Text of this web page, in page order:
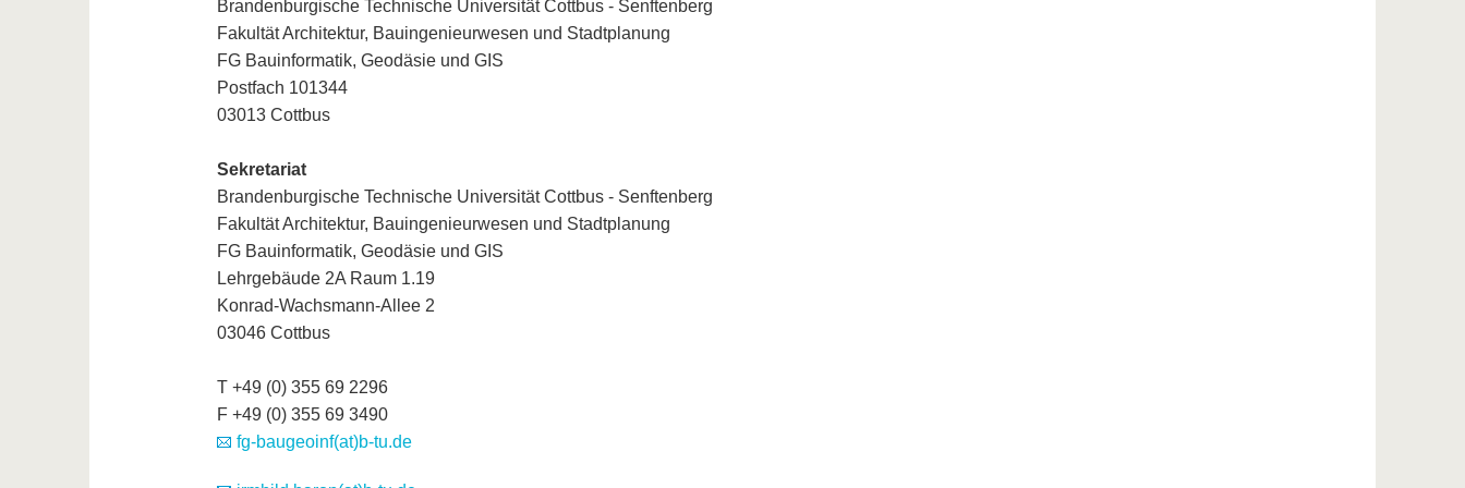
Brandenburgische Technische Universität Cottbus - Senftenberg
Fakultät Architektur, Bauingenieurwesen und Stadtplanung
FG Bauinformatik, Geodäsie und GIS
Postfach 101344
03013 Cottbus
Sekretariat
Brandenburgische Technische Universität Cottbus - Senftenberg
Fakultät Architektur, Bauingenieurwesen und Stadtplanung
FG Bauinformatik, Geodäsie und GIS
Lehrgebäude 2A Raum 1.19
Konrad-Wachsmann-Allee 2
03046 Cottbus
T +49 (0) 355 69 2296
F +49 (0) 355 69 3490
fg-baugeoinf(at)b-tu.de